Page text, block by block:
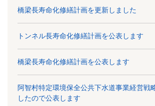
橋梁長寿命化修繕計画を更新しました
トンネル長寿命化修繕計画を公表します
橋梁長寿命化修繕計画を公表します
阿智村特定環境保全公共下水道事業経営戦
したので公表します